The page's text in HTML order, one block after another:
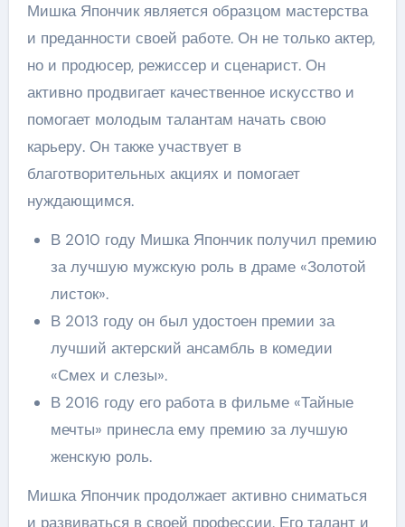
Мишка Япончик является образцом мастерства
и преданности своей работе. Он не только актер,
но и продюсер, режиссер и сценарист. Он
активно продвигает качественное искусство и
помогает молодым талантам начать свою
карьеру. Он также участвует в
благотворительных акциях и помогает
нуждающимся.
В 2010 году Мишка Япончик получил премию
за лучшую мужскую роль в драме «Золотой
листок».
В 2013 году он был удостоен премии за
лучший актерский ансамбль в комедии
«Смех и слезы».
В 2016 году его работа в фильме «Тайные
мечты» принесла ему премию за лучшую
женскую роль.
Мишка Япончик продолжает активно сниматься
и развиваться в своей профессии. Его талант и